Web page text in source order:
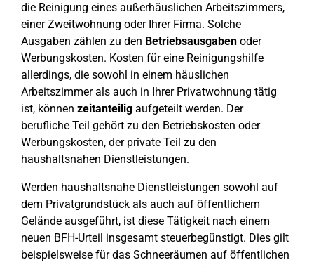
die Reinigung eines außerhäuslichen Arbeitszimmers,
einer Zweitwohnung oder Ihrer Firma. Solche
Ausgaben zählen zu den Betriebsausgaben oder
Werbungskosten. Kosten für eine Reinigungshilfe
allerdings, die sowohl in einem häuslichen
Arbeitszimmer als auch in Ihrer Privatwohnung tätig
ist, können zeitanteilig aufgeteilt werden. Der
berufliche Teil gehört zu den Betriebskosten oder
Werbungskosten, der private Teil zu den
haushaltsnahen Dienstleistungen.
Werden haushaltsnahe Dienstleistungen sowohl auf
dem Privatgrundstück als auch auf öffentlichem
Gelände ausgeführt, ist diese Tätigkeit nach einem
neuen BFH-Urteil insgesamt steuerbegünstigt. Dies gilt
beispielsweise für das Schneeräumen auf öffentlichen